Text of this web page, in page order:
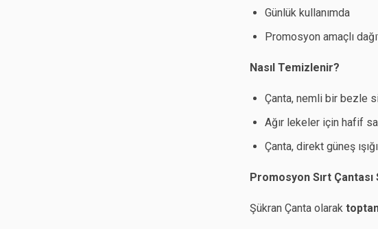
Günlük kullanımda
Promosyon amaçlı
Nasıl Temizlenir?
Çanta, nemli bir bezle
Ağır lekeler için hafif
Çanta, direkt güneş
Promosyon Sırt
Şükran Çanta olarak